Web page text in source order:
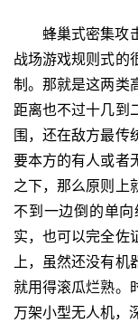
蜂巢式密集攻
战场游戏规则式的
制。那就是这两类
距离也不过十几到
围，还在敌方最传
要本方的有人或者
之下，那么原则上
不到一边倒的单
实，也可以完全佐
上，虽然还没有机
就用得滚瓜烂熟。
万架小型无人机，